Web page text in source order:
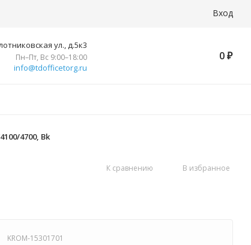
Вход
ул., д.5к3
Пн–Пт, Вс 9:00–18:00
info@tdofficetorg.ru
0 ₽
4700, Bk
К сравнению В избранное
KROM-15301701